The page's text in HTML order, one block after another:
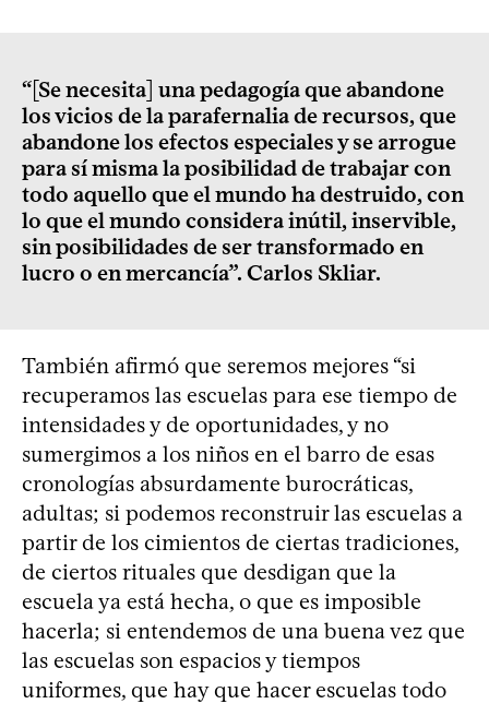
“[Se necesita] una pedagogía que abandone
los vicios de la parafernalia de recursos, que
abandone los efectos especiales y se arrogue
para sí misma la posibilidad de trabajar con
todo aquello que el mundo ha destruido, con
lo que el mundo considera inútil, inservible,
sin posibilidades de ser transformado en
lucro o en mercancía”. Carlos Skliar.
También afirmó que seremos mejores “si
recuperamos las escuelas para ese tiempo de
intensidades y de oportunidades, y no
sumergimos a los niños en el barro de esas
cronologías absurdamente burocráticas,
adultas; si podemos reconstruir las escuelas a
partir de los cimientos de ciertas tradiciones,
de ciertos rituales que desdigan que la
escuela ya está hecha, o que es imposible
hacerla; si entendemos de una buena vez que
las escuelas son espacios y tiempos
uniformes, que hay que hacer escuelas todo